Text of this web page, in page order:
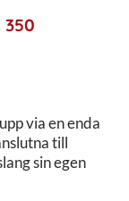
via en enda
till
sin egen